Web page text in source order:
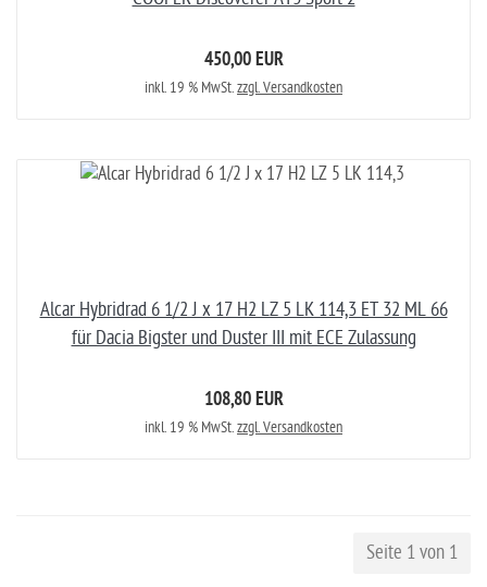
450,00 EUR
inkl. 19 % MwSt.zzgl. Versandkosten
Alcar Hybridrad 6 1/2 J x 17 H2 LZ 5 LK 114,3 ET 32 ML 66
für Dacia Bigster und Duster III mit ECE Zulassung
108,80 EUR
inkl. 19 % MwSt.zzgl. Versandkosten
Seite 1 von 1